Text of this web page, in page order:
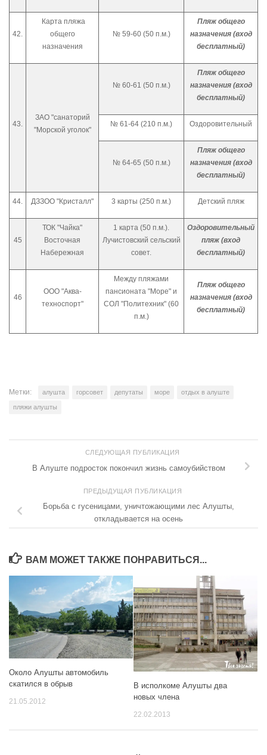
42.
Карта пляжа
общего
назначения
№ 59-60 (50 п.м.)
Пляж общего
назначения (вход
бесплатный)
43.
ЗАО "санаторий
"Морской уголок"
№ 60-61 (50 п.м.)
Пляж общего
назначения (вход
бесплатный)
№ 61-64 (210 п.м.) Оздоровительный
№ 64-65 (50 п.м.)
Пляж общего
назначения (вход
бесплатный)
44. ДЗЗОО "Кристалл" 3 карты (250 п.м.) Детский пляж
45
ТОК "Чайка"
Восточная
Набережная
1 карта (50 п.м.).
Лучистовский сельский
совет.
Оздоровительный
пляж (вход
бесплатный)
46
ООО "Аква-
техноспорт"
Между пляжами
пансионата "Море" и
СОЛ "Политехник" (60
п.м.)
Пляж общего
назначения (вход
бесплатный)
Метки: алушта горсовет депутаты море отдых в алуште
пляжи алушты
СЛЕДУЮЩАЯ ПУБЛИКАЦИЯ
В Алуште подросток покончил жизнь самоубийством
ПРЕДЫДУЩАЯ ПУБЛИКАЦИЯ
Борьба с гусеницами, уничтожающими лес Алушты,
откладывается на осень
ВАМ МОЖЕТ ТАКЖЕ ПОНРАВИТЬСЯ...
Около Алушты автомобиль
скатился в обрыв
21.05.2012
В исполкоме Алушты два
новых члена
22.02.2013